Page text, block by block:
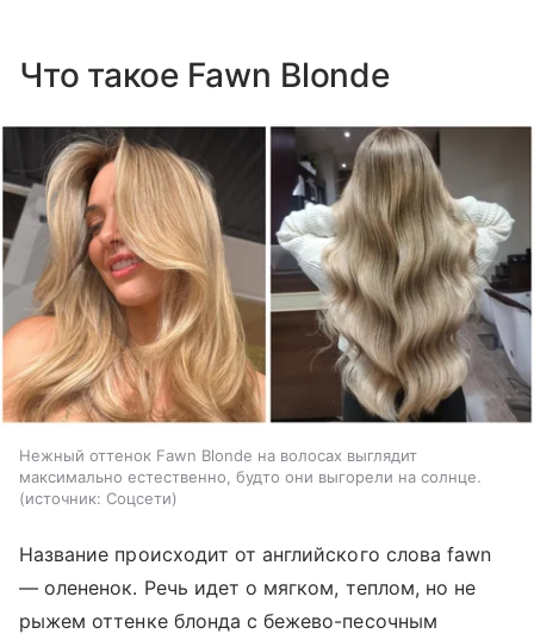
Что такое Fawn Blonde
Нежный оттенок Fawn Blonde на волосах выглядит
максимально естественно, будто они выгорели на солнце.
источник: Соцсети
Название происходит от английского слова fawn
— олененок. Речь идет о мягком, теплом, но не
рыжем оттенке блонда с бежево-песочным